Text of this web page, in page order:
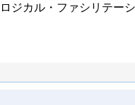
ジカル・ファシリテー